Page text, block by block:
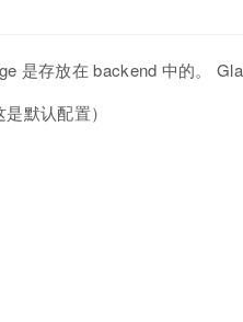
是存放在 backend 中的。
默认配置）